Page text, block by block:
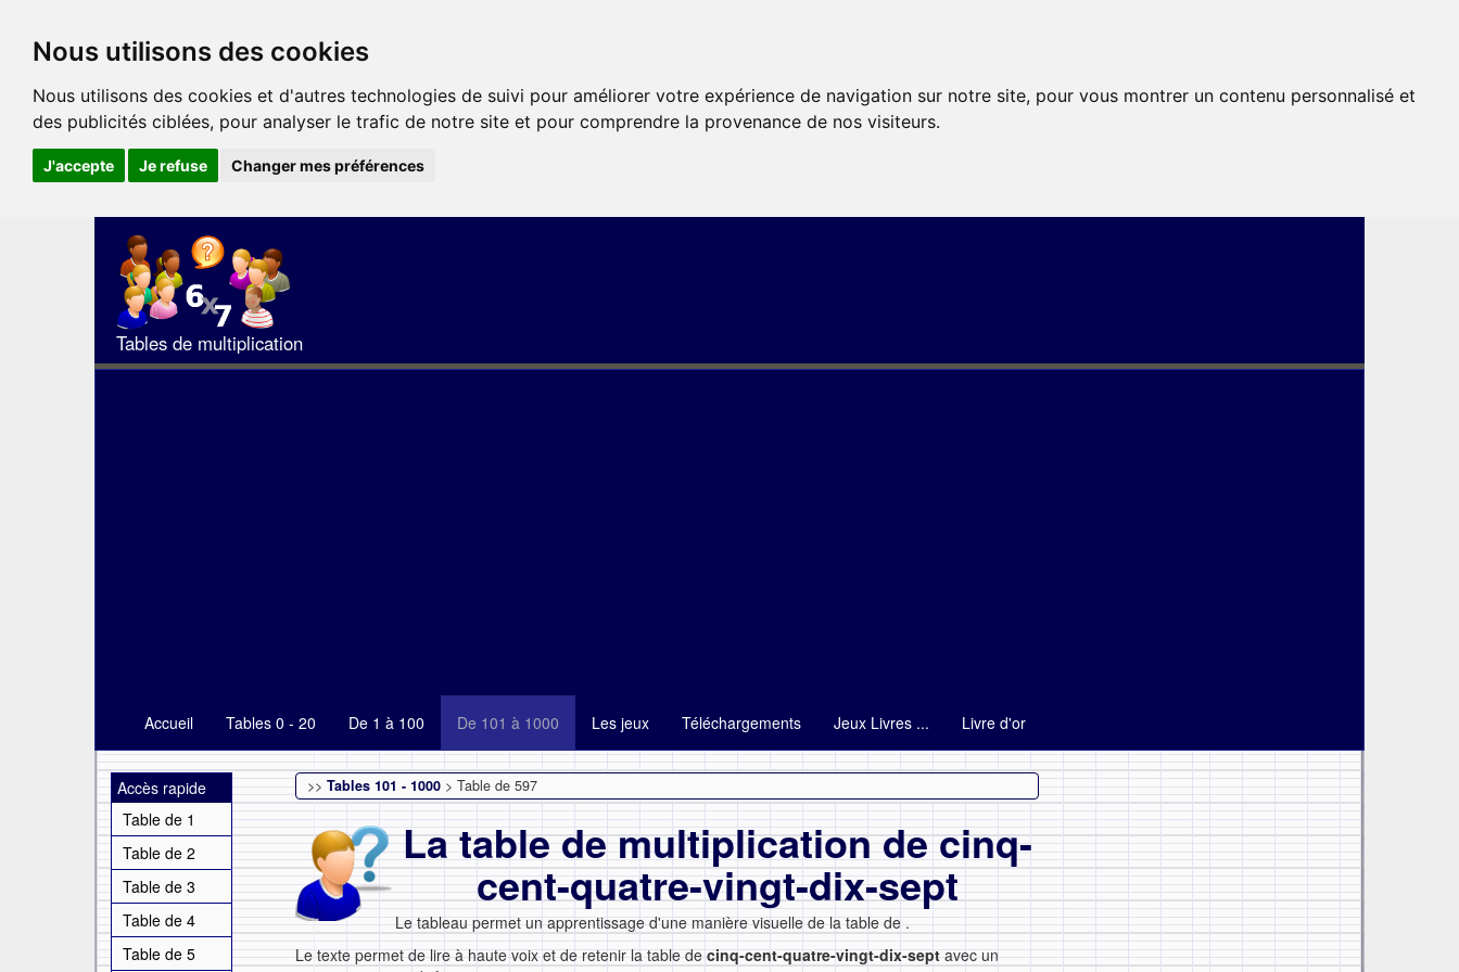
Nous utilisons des cookies
Nous utilisons des cookies et d'autres technologies de suivi pour améliorer votre expérience de navigation sur notre site, pour vous montrer un contenu personnalisé et
des publicités ciblées, pour analyser le trafic de notre site et pour comprendre la provenance de nos visiteurs.
J'accepte Je refuse Changer mes préférences
Tables de multiplication
Accueil Tables 0 - 20 De 1 à 100 De 101 à 1000 Les jeux Téléchargements Jeux Livres ... Livre d'or
Accès rapide
Table de 1
Table de 2
Table de 3
Table de 4
Table de 5
>> Tables 101 - 1000 > Table de 597
La table de multiplication de cinq-
cent-quatre-vingt-dix-sept
Le tableau permet un apprentissage d'une manière visuelle de la table de .
Le texte permet de lire à haute voix et de retenir la table de cinq-cent-quatre-vingt-dix-sept avec un